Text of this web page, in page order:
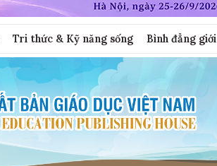
Tri thức & Kỹ năng sống Bình đẳng giới